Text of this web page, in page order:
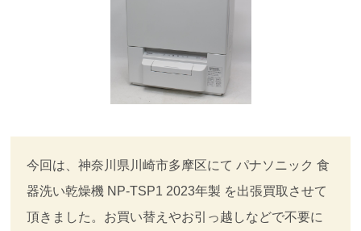
今回は、神奈川県川崎市多摩区にて パナソニック 食
器洗い乾燥機 NP-TSP1 2023年製 を出張買取させて
頂きました。お買い替えやお引っ越しなどで不要に